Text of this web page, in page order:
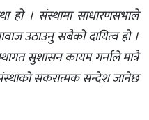
हो । संस्थामा साधारणसभाले
उठाउनु सबैको दायित्व हो ।
सुशासन कायम गर्नाले मात्रै
सकरात्मक सन्देश जानेछ